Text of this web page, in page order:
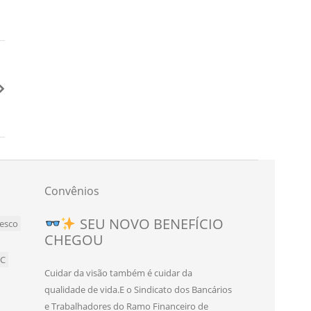
Convênios
SEU NOVO BENEFÍCIO
CHEGOU
Cuidar da visão também é cuidar da
qualidade de vida.E o Sindicato dos Bancários
e Trabalhadores do Ramo Financeiro de
Novo convênio para
bancários e bancárias de
O Sindicato dos Bancários e Trabalhadores
do Ramo Financeiro de Teresópolis firmou